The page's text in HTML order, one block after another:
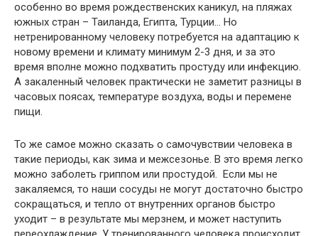
особенно во время рождественских каникул, на пляжах
южных стран – Таиланда, Египта, Турции… Но
нетренированному человеку потребуется на адаптацию к
новому времени и климату минимум 2-3 дня, и за это
время вполне можно подхватить простуду или инфекцию.
А закаленный человек практически не заметит разницы в
часовых поясах, температуре воздуха, воды и перемене
пищи.
То же самое можно сказать о самочувствии человека в
такие периоды, как зима и межсезонье. В это время легко
можно заболеть гриппом или простудой. Если мы не
закаляемся, то наши сосуды не могут достаточно быстро
сокращаться, и тепло от внутренних органов быстро
уходит – в результате мы мерзнем, и может наступить